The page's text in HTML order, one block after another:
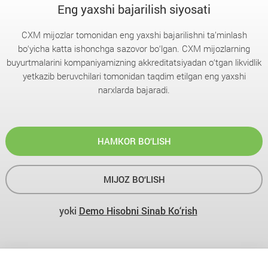
Eng yaxshi bajarilish siyosati
CXM mijozlar tomonidan eng yaxshi bajarilishni ta’minlash
bo‘yicha katta ishonchga sazovor bo‘lgan. CXM mijozlarning
buyurtmalarini kompaniyamizning akkreditatsiyadan o‘tgan likvidlik
yetkazib beruvchilari tomonidan taqdim etilgan eng yaxshi
narxlarda bajaradi.
HAMKOR BO‘LISH
MIJOZ BO‘LISH
yoki Demo Hisobni Sinab Ko‘rish